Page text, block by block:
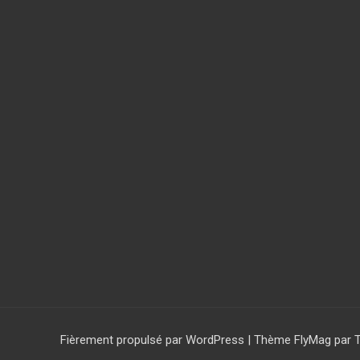
Fièrement propulsé par WordPress | Thème FlyMag par